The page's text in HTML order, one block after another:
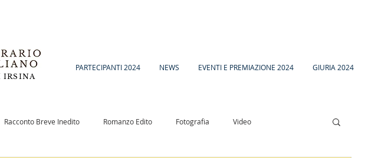
IRSINA
PARTECIPANTI 2024 NEWS EVENTI E PREMIAZIONE 2024 GIURIA 2024
Racconto Breve Inedito Romanzo Edito Fotografia Video